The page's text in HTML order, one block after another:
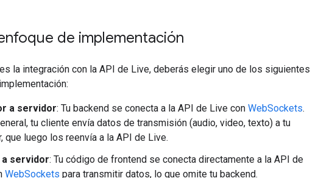
de implementación
la integración con la API de Live, deberás elegir uno de los siguientes
a servidor: Tu backend se conecta a la API de Live con WebSockets.
tu cliente envía datos de transmisión (audio, video, texto) a tu
que luego los reenvía a la API de Live.
a servidor: Tu código de frontend se conecta directamente a la API de
WebSockets para transmitir datos, lo que omite tu backend.